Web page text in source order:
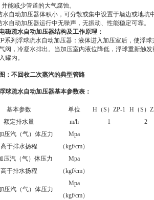
能减少管道的大气腐蚀。
水自动加压器体积小，可分散或集中设置于墙边或地坑
水自动加压器运行中无噪声，无振动、性能稳定可靠。
磁疏水自动加压器结构及工作原理：
浮球疏水自动加压器：液体进入加压室后，使浮球
阀，冷凝水排出。当加压室内液位降低，浮球重新触
罐内。
：不回收二次蒸汽的典型管路
球疏水自动加压器基本参数表：
基本参数 单位 H（S）ZP-1 H（S）
额定排水量
m/h 1 2
压汽（气）体压力
高于排水扬程
Mpa
（kgf/cm）
压汽（气）体压力
高于排水扬程
Mpa
（kgf/cm）
压汽（气）体压力
Mpa
（kgf/cm）